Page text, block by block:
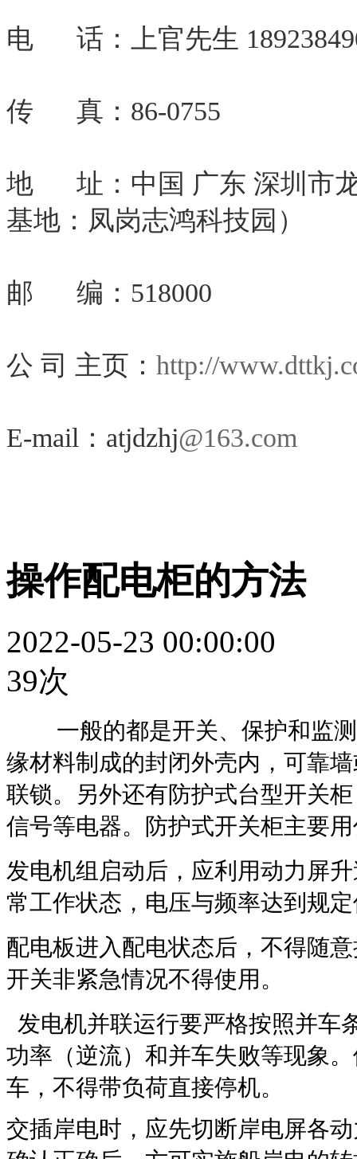
电 话： 上官先生
传 真：86-0755
地 址：中国 广东 深圳市
基地：凤岗志鸿科技园）
邮 编：518000
公 司 主页： http://
E-mail：atjdzhj@163.com
操作配电柜的方法
2022-05-23 00:00:00
39次
一般的都是开关、保护和监测
缘材料制成的封闭外壳内，可靠
联锁。另外还有防护式台型开关
信号等电器。防护式开关柜主要
发电机组启动后，应利用动力屏
常工作状态，电压与频率达到规
配电板进入配电状态后，不得随
开关非紧急情况不得使用。
发电机并联运行要严格按照并车
功率（逆流）和并车失败等现象
车，不得带负荷直接停机。
交插岸电时，应先切断岸电屏各